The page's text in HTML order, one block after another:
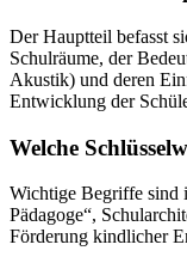
Der Hauptteil befasst
Schulräume, der
Akustik) und deren
Entwicklung der
Welche
Wichtige Begriffe sind
Pädagoge“,
Förderung kindlicher